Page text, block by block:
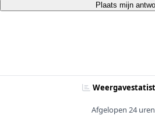
Plaats mijn
Afgelopen 24